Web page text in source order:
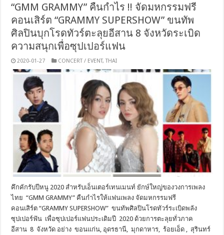
“GMM GRAMMY” คืนกำไร !! จัดมหกรรมฟรี
คอนเสิร์ต “GRAMMY SUPERSHOW” ขนทัพ
ศิลปินบุกโรดทัวร์ตะลุยอีสาน 8 จังหวัดระเบิด
ความสนุกเพื่อซุปเปอร์แฟน
2020-01-27 CONCERT / EVENT,THAI
คึกคักรับปีหนู 2020 สำหรับเอ็นเตอร์เทนเมนท์ ยักษ์ใหญ่ของวงการเพลง
ไทย “GMM GRAMMY” คืนกำไรให้แฟนเพลง จัดมหกรรมฟรี
คอนเสิร์ต “GRAMMY SUPERSHOW” ขนทัพศิลปินโรดทัวร์ระเบิดพลัง
ซุปเปอร์ฟัน เพื่อซุปเปอร์แฟนประเดิมปี 2020 ด้วยการตะลุยทั่วภาค
อีสาน 8 จังหวัด อย่าง ขอนแก่น, อุดรธานี, มุกดาหาร, ร้อยเอ็ด , สุรินทร์